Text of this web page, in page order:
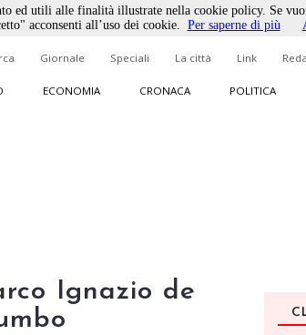
Giornale Speciali La città Link
ECONOMIA CRONACA POLITICA
Ignazio de
ed utili alle finalità illustrate nella cookie policy. Se
acconsenti all’uso dei cookie. Per saperne di più